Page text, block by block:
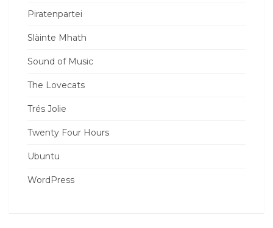
Piratenpartei
Slàinte Mhath
Sound of Music
The Lovecats
Trés Jolie
Twenty Four Hours
Ubuntu
WordPress